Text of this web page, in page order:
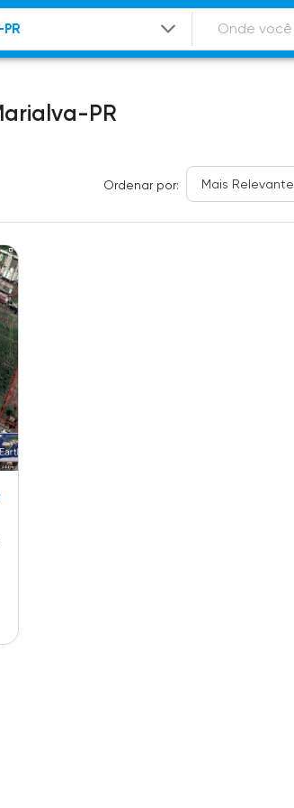
PR
Ordenar por: Mais Relevante